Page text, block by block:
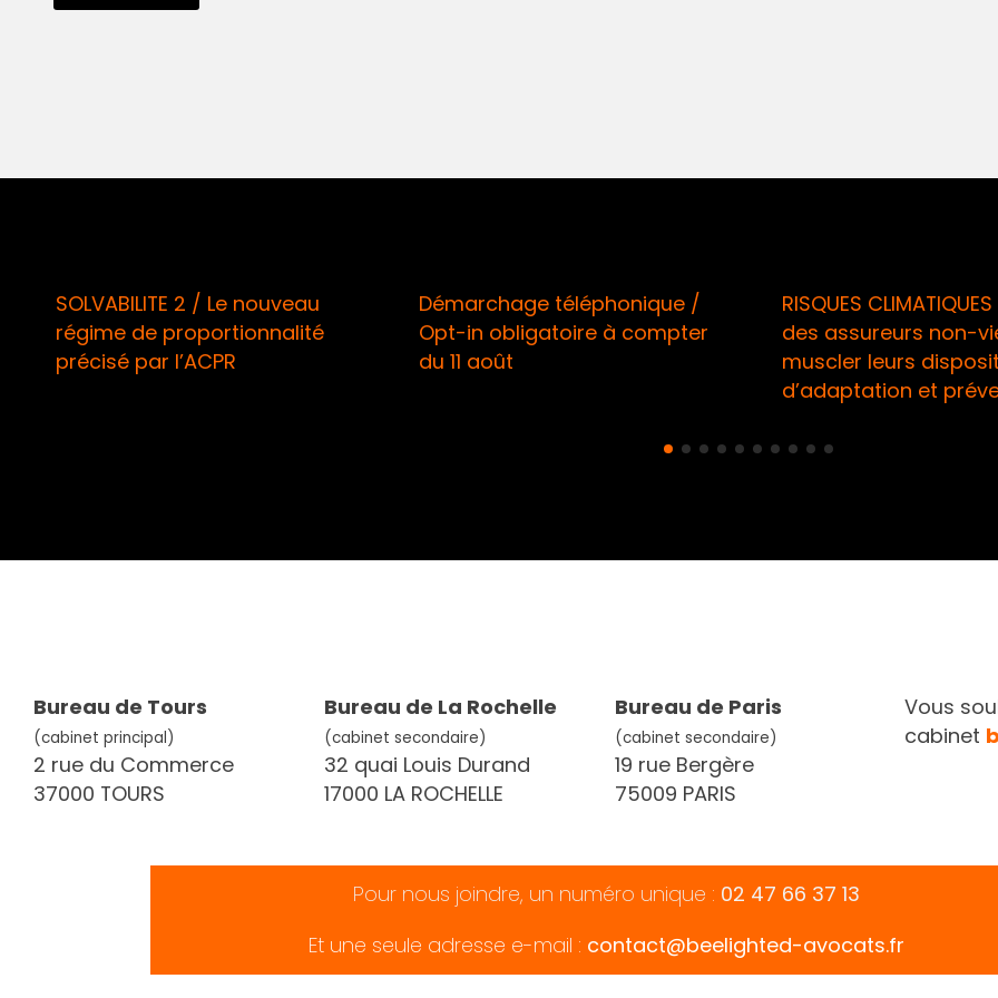
SOLVABILITE 2 / Le nouveau
régime de proportionnalité
précisé par l’ACPR
Démarchage téléphonique /
Opt-in obligatoire à compter
du 11 août
RISQUES CLIMATIQUES /
des assureurs non-vie à
muscler leurs dispositifs
d’adaptation et
Bureau de Tours
(cabinet principal)
2 rue du Commerce
37000 TOURS
Bureau de La Rochelle
(cabinet secondaire)
32 quai Louis Durand
17000 LA ROCHELLE
Bureau de Paris
(cabinet secondaire)
19 rue Bergère
75009 PARIS
Vous
cabinet
Pour nous joindre, un numéro unique : 02 47 66 37 13
Et une seule adresse e-mail : contact@beelighted-avocats.fr